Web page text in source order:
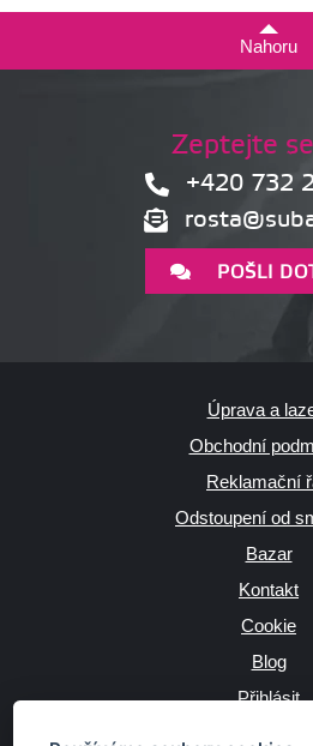
Nahoru
Zeptejte
+420 732
POŠLI
Úprava a
Obchodní
Reklamační
Odstoupení od
Bazar
Kontakt
Cookie
Blog
Přihlásit